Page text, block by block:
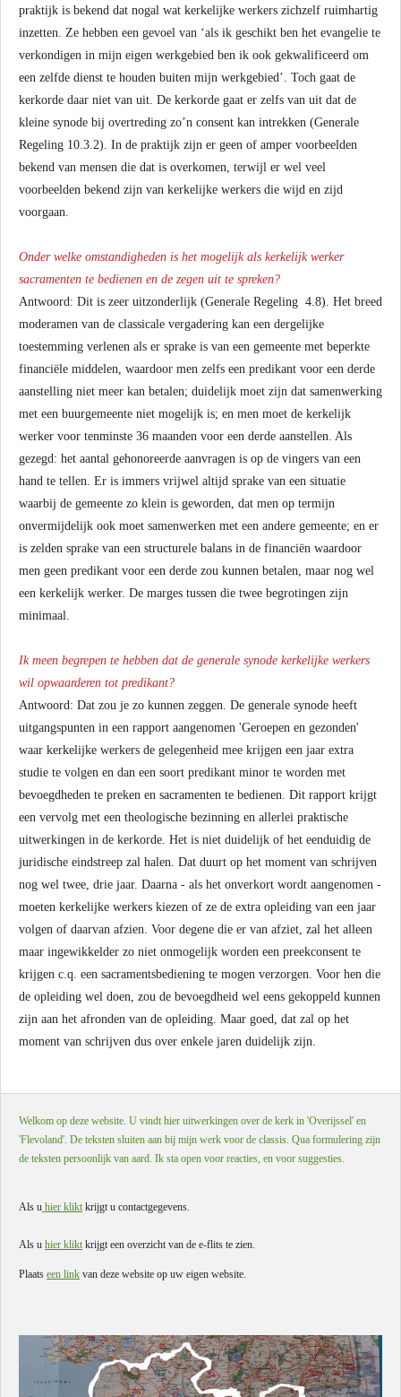
praktijk is bekend dat nogal wat kerkelijke werkers zichzelf ruimhartig
inzetten. Ze hebben een gevoel van ‘als ik geschikt ben het evangelie te
verkondigen in mijn eigen werkgebied ben ik ook gekwalificeerd om
een zelfde dienst te houden buiten mijn werkgebied’. Toch gaat de
kerkorde daar niet van uit. De kerkorde gaat er zelfs van uit dat de
kleine synode bij overtreding zo’n consent kan intrekken (Generale
Regeling 10.3.2). In de praktijk zijn er geen of amper voorbeelden
bekend van mensen die dat is overkomen, terwijl er wel veel
voorbeelden bekend zijn van kerkelijke werkers die wijd en zijd
voorgaan.
Onder welke omstandigheden is het mogelijk als kerkelijk werker
sacramenten te bedienen en de zegen uit te spreken?
Antwoord: Dit is zeer uitzonderlijk (Generale Regeling 4.8). Het breed
moderamen van de classicale vergadering kan een dergelijke
toestemming verlenen als er sprake is van een gemeente met beperkte
financiële middelen, waardoor men zelfs een predikant voor een derde
aanstelling niet meer kan betalen; duidelijk moet zijn dat samenwerking
met een buurgemeente niet mogelijk is; en men moet de kerkelijk
werker voor tenminste 36 maanden voor een derde aanstellen. Als
gezegd: het aantal gehonoreerde aanvragen is op de vingers van een
hand te tellen. Er is immers vrijwel altijd sprake van een situatie
waarbij de gemeente zo klein is geworden, dat men op termijn
onvermijdelijk ook moet samenwerken met een andere gemeente; en er
is zelden sprake van een structurele balans in de financiën waardoor
men geen predikant voor een derde zou kunnen betalen, maar nog wel
een kerkelijk werker. De marges tussen die twee begrotingen zijn
minimaal.
Ik meen begrepen te hebben dat de generale synode kerkelijke werkers
wil opwaarderen tot predikant?
Antwoord: Dat zou je zo kunnen zeggen. De generale synode heeft
uitgangspunten in een rapport aangenomen 'Geroepen en gezonden'
waar kerkelijke werkers de gelegenheid mee krijgen een jaar extra
studie te volgen en dan een soort predikant minor te worden met
bevoegdheden te preken en sacramenten te bedienen. Dit rapport krijgt
een vervolg met een theologische bezinning en allerlei praktische
uitwerkingen in de kerkorde. Het is niet duidelijk of het eenduidig de
juridische eindstreep zal halen. Dat duurt op het moment van schrijven
nog wel twee, drie jaar. Daarna - als het onverkort wordt aangenomen -
moeten kerkelijke werkers kiezen of ze de extra opleiding van een jaar
volgen of daarvan afzien. Voor degene die er van afziet, zal het alleen
maar ingewikkelder zo niet onmogelijk worden een preekconsent te
krijgen c.q. een sacramentsbediening te mogen verzorgen. Voor hen die
de opleiding wel doen, zou de bevoegdheid wel eens gekoppeld kunnen
zijn aan het afronden van de opleiding. Maar goed, dat zal op het
moment van schrijven dus over enkele jaren duidelijk zijn.
Welkom op deze website. U vindt hier uitwerkingen over de kerk in 'Overijssel' en
'Flevoland'. De teksten sluiten aan bij mijn werk voor de classis. Qua formulering zijn
de teksten persoonlijk van aard. Ik sta open voor reacties, en voor suggesties.
Als u hier klikt krijgt u contactgegevens.
Als u hier klikt krijgt een overzicht van de e-flits te zien.
Plaats een link van deze website op uw eigen website.